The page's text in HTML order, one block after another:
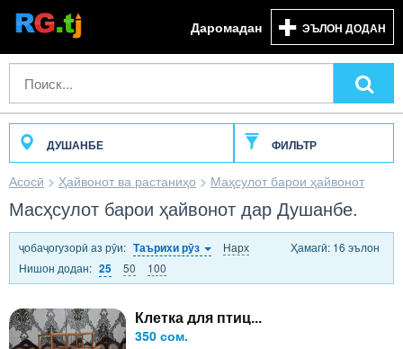
Даромадан ЭЪЛОН ДОДАН
ДУШАНБЕ ФИЛЬТР
Асосӣ > Ҳайвонот ва растаниҳо > Маҳсулот барои ҳайвонот
Масҳсулот барои ҳайвонот дар Душанбе.
ҷобаҷогузорӣ аз рӯи: Таърихи рӯз
Нарх
Нишон додан: 25 50 100
Ҳамагӣ: 16 эълон
Клетка для птиц...
350 сом.